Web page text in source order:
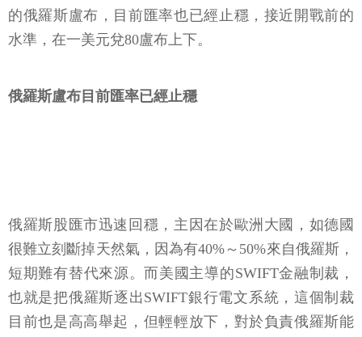
的俄羅斯盧布，目前匯率也已經止穩，接近開戰前的
水準，在一美元兌80盧布上下。
俄羅斯盧布目前匯率已經止穩
俄羅斯股匯市迅速回穩，主因在於歐洲大國，如德國
很難立刻斷掉天然氣，因為有40%～50%來自俄羅斯，
短期難有替代來源。而美國主導的SWIFT金融制裁，
也就是把俄羅斯逐出SWIFT銀行電文系統，這個制裁
目前也是高高舉起，但輕輕放下，對於負責俄羅斯能